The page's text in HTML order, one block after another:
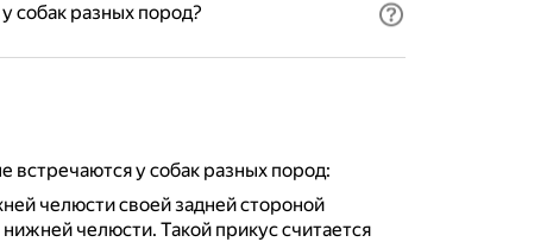
собак разных пород?
встречаются у собак разных пород:
челюсти своей задней стороной
челюсти. Такой прикус считается